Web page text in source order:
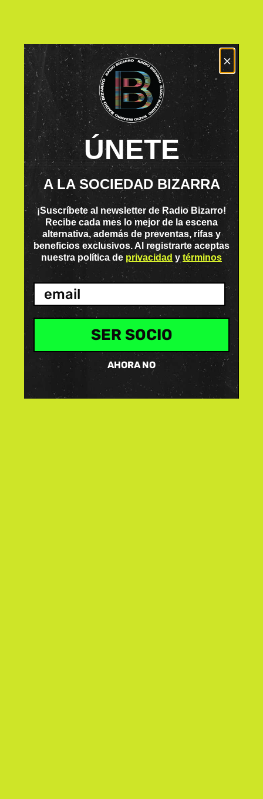
×
ÚNETE
A LA SOCIEDAD BIZARRA
¡Suscríbete al newsletter de Radio Bizarro!
Recibe cada mes lo mejor de la escena
alternativa, además de preventas, rifas y
beneficios exclusivos. Al registrarte aceptas
nuestra política de privacidad y términos
SER SOCIO
AHORA NO